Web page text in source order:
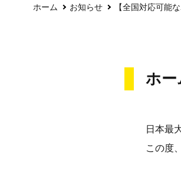
ホーム お知らせ 【全国対応可能
ホー
日本最
この度